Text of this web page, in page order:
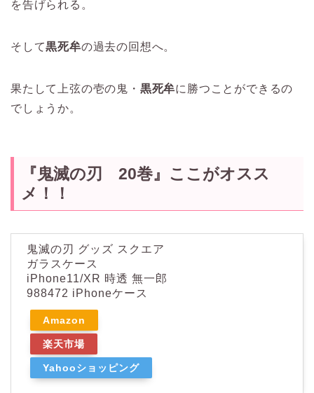
を告げられる。
そして黒死牟の過去の回想へ。
果たして上弦の壱の鬼・ 黒死牟に勝つことができるの
でしょうか。
『鬼滅の刃 20巻』ここがオスス
メ！！
鬼滅の刃 グッズ スクエア
ガラスケース
iPhone11/XR 時透 無一郎
988472 iPhoneケース
Amazon
楽天市場
Yahooショッピング